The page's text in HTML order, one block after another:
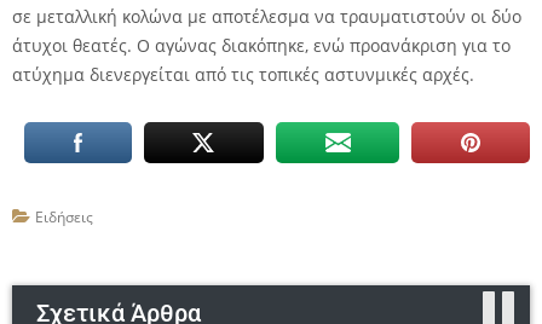
σε μεταλλική κολώνα με αποτέλεσμα να τραυματιστούν οι δύο
άτυχοι θεατές. Ο αγώνας διακόπηκε, ενώ προανάκριση για το
ατύχημα διενεργείται από τις τοπικές αστυνμικές αρχές.
Ειδήσεις
Σχετικά Άρθρα